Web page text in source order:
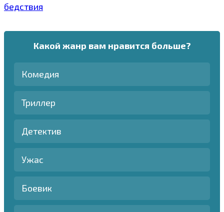
бедствия
Какой жанр вам нравится больше?
Комедия
Триллер
Детектив
Ужас
Боевик